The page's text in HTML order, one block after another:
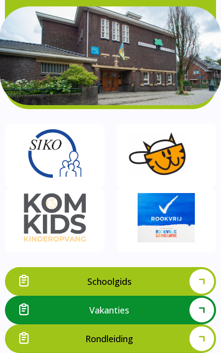
Schoolgids
Gezonde school
Kinderopvang
BSO
Routebeschrijving
Privacy
Schoolgids
Vakanties
Rondleiding